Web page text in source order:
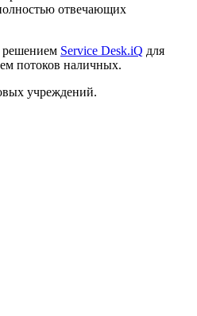
отвечающих
решением Service Desk.iQ для
потоков наличных.
учреждений.